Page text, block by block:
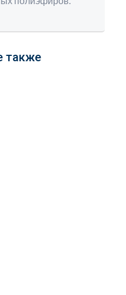
также